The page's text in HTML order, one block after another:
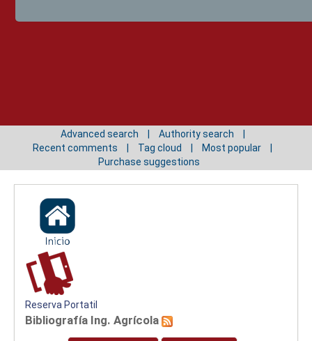
Advanced search
Authority search
Recent comments
Tag cloud
Most popular
Purchase suggestions
Reserva Portatil
Bibliografía Ing. Agrícola